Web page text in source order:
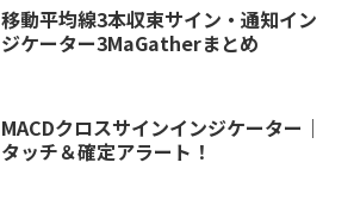
移動平均線3本収束サイン・通知イン
ジケーター3MaGatherまとめ
MACDクロスサインインジケーター｜
タッチ＆確定アラート！